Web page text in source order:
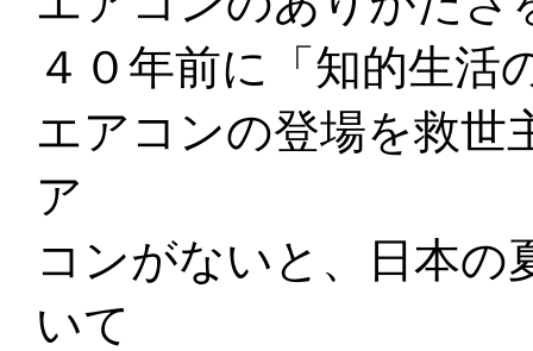
４０年前に「知的生活
エアコンの登場を救世
ア
コンがないと、日本の
いて